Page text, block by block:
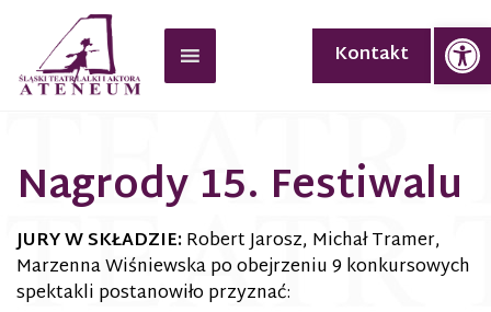
Kontakt
Nagrody 15. Festiwalu
JURY W SKŁADZIE:Robert Jarosz, Michał Tramer,
Marzenna Wiśniewska po obejrzeniu 9 konkursowych
spektakli postanowiło przyznać: